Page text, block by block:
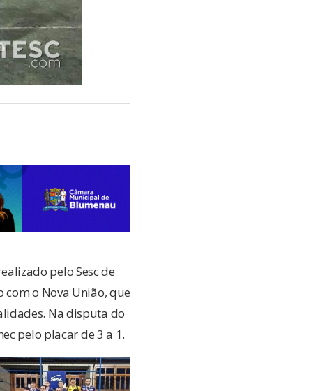
pelo Sesc de
o Nova União, que
Na disputa do
pelo placar de 3 a 1.